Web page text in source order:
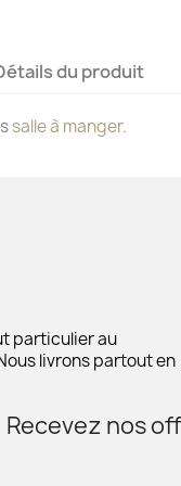
du produit
salle à manger.
particulier au
livrons partout en
Recevez nos